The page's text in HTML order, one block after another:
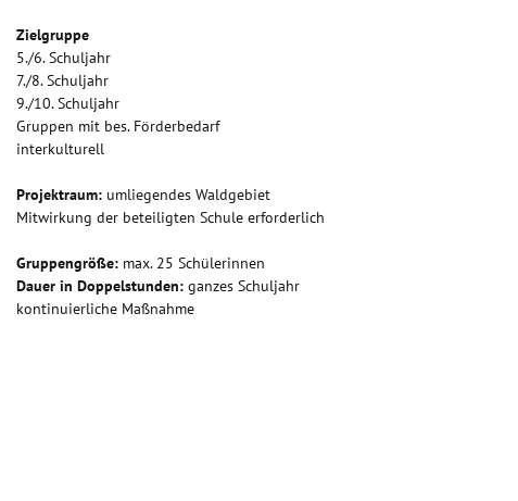
Zielgruppe
5./6. Schuljahr
7./8. Schuljahr
9./10. Schuljahr
Gruppen mit bes. Förderbedarf
interkulturell
Projektraum: umliegendes Waldgebiet
Mitwirkung der beteiligten Schule erforderlich
Gruppengröße: max. 25 Schülerinnen
Dauer in Doppelstunden: ganzes Schuljahr
kontinuierliche Maßnahme